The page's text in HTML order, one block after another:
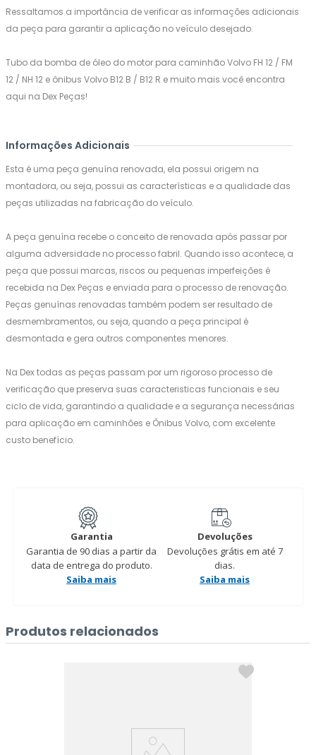
Ressaltamos a importância de verificar as informações adicionais
da peça para garantir a aplicação no veículo desejado.
Tubo da bomba de óleo do motor para caminhão Volvo FH 12 / FM
12 / NH 12 e ônibus Volvo B12 B / B12 R e muito mais você encontra
aqui na Dex Peças!
Informações Adicionais
Esta é uma peça genuína renovada, ela possui origem na
montadora, ou seja, possui as características e a qualidade das
peças utilizadas na fabricação do veículo.
A peça genuína recebe o conceito de renovada após passar por
alguma adversidade no processo fabril. Quando isso acontece, a
peça que possui marcas, riscos ou pequenas imperfeições é
recebida na Dex Peças e enviada para o processo de renovação.
Peças genuínas renovadas também podem ser resultado de
desmembramentos, ou seja, quando a peça principal é
desmontada e gera outros componentes menores.
Na Dex todas as peças passam por um rigoroso processo de
verificação que preserva suas caracteristicas funcionais e seu
ciclo de vida, garantindo a qualidade e a segurança necessárias
para aplicação em caminhões e Ônibus Volvo, com excelente
custo benefício.
Garantia
Garantia de 90 dias a partir da
data de entrega do produto.
Saiba mais
Devoluções
Devoluções grátis em até 7
dias.
Saiba mais
Produtos relacionados